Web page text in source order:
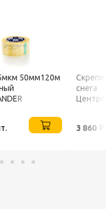
50мм120м
снега
3 860